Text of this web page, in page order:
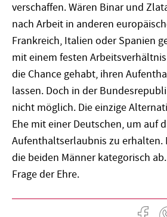
verschaffen. Wären Binar und
nach Arbeit in anderen
Frankreich, Italien oder Spanien
mit einem festen
die Chance gehabt, ihren
lassen. Doch in der
nicht möglich. Die einzige
Ehe mit einer Deutschen, um auf
Aufenthaltserlaubnis zu erhalten.
die beiden Männer kategorisch
Frage der Ehre.